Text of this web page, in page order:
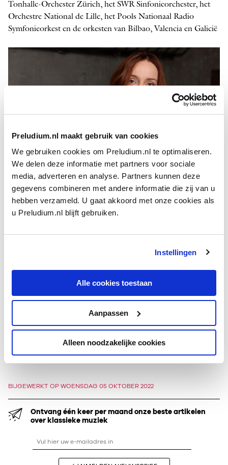
Preludium.nl maakt gebruik van cookies
We gebruiken cookies om Preludium.nl te optimaliseren.
We delen deze informatie met partners voor sociale
media, adverteren en analyse. Partners kunnen deze
gegevens combineren met andere informatie die zij van u
hebben verzameld. U gaat akkoord met onze cookies als
u Preludium.nl blijft gebruiken.
Instellingen
Alle cookies toestaan
Aanpassen
Alleen noodzakelijke cookies
Tonhalle-Orchester Zürich, het SWR Sinfonieorchester, het
Orchestre National de Lille, het Pools Nationaal Radio
Symfonieorkest en de orkesten van Bilbao, Valencia en Galicië
Varvara Nepomnyashchaya
FOTO: JORDI ROCA
Ze soleerde onder leiding van onder anderen
Nepomnyashchaya op het Lucerne Festiva en in de Tonhalle
en het Konzert­haus Dortmund.
Kamermuziek speelt ze geregeld met violist Fumiaki Miura en
Jonathan Roozeman
– in duo­samenstelling, maar ook
BIJGEWERKT OP WOENSDAG 05 OKTOBER 2022
Ontvang één keer per maand onze beste artikelen
over klassieke muziek